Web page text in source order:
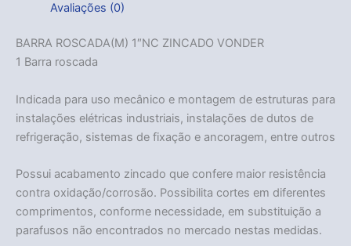
Avaliações (0)
BARRA ROSCADA(M) 1″NC ZINCADO VONDER
1 Barra roscada
Indicada para uso mecânico e montagem de estruturas para
instalações elétricas industriais, instalações de dutos de
refrigeração, sistemas de fixação e ancoragem, entre outros
Possui acabamento zincado que confere maior resistência
contra oxidação/corrosão. Possibilita cortes em diferentes
comprimentos, conforme necessidade, em substituição a
parafusos não encontrados no mercado nestas medidas.